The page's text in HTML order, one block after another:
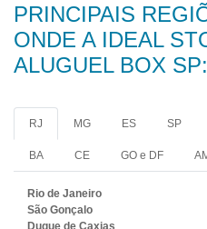
PRINCIPAIS
ONDE A IDEAL
ALUGUEL BOX SP:
RJ MG ES SP
BA CE GO e DF
Rio de Janeiro
São Gonçalo
Duque de Caxias